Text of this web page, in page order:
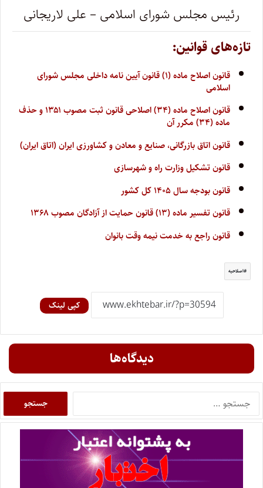
رئیس مجلس شورای اسلامی – علی لاریجانی
تازه‌های قوانین:
قانون اصلاح ماده (۱) قانون آیین نامه داخلی مجلس شورای
اسلامی
قانون اصلاح ماده (۳۴) اصلاحی قانون ثبت مصوب ۱۳۵۱ و حذف
ماده (۳۴) مکرر آن
قانون اتاق بازرگانی، صنایع و معادن و کشاورزی ایران (اتاق ایران)
قانون تشکیل وزارت راه و شهرسازی
قانون بودجه سال ۱۴۰۵ کل کشور
قانون تفسیر ماده (۱۳) قانون حمایت از آزادگان مصوب ۱۳۶۸
قانون راجع به خدمت نیمه وقت بانوان
اصلاحیه
کپی لینک
دیدگاه‌ها